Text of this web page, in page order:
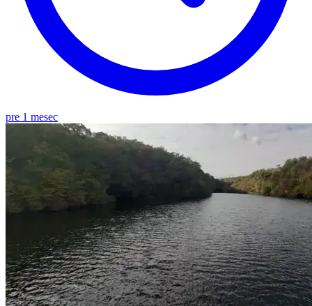
pre 1 mesec